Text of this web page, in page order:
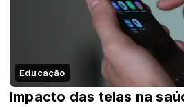
Educação
Impacto das telas na